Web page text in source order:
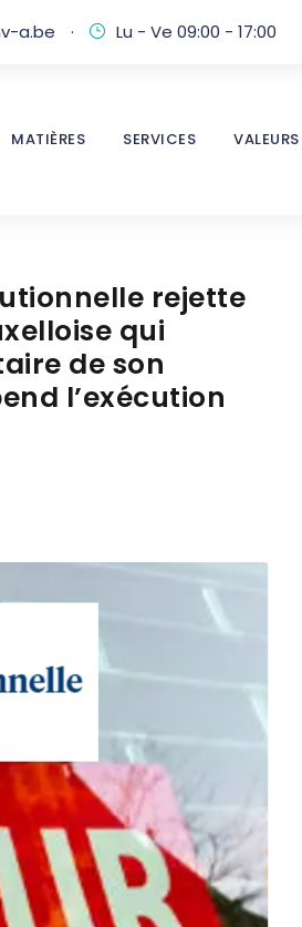
a.be · Lu - Ve 09:00 - 17:00
MATIÈRES SERVICES VALEURS
rejette
qui
de son
l’exécution